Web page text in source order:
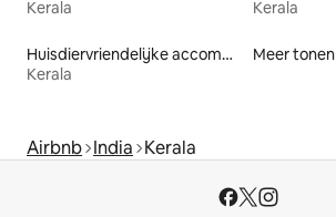
Kerala
Kerala
Huisdiervriendelijke accommodaties
Kerala
Meer tonen
Airbnb India Kerala